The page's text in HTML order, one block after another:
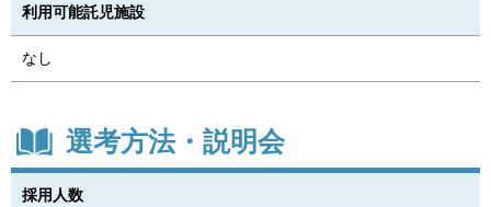
利用可能託児施設
なし
選考方法・説明会
採用人数